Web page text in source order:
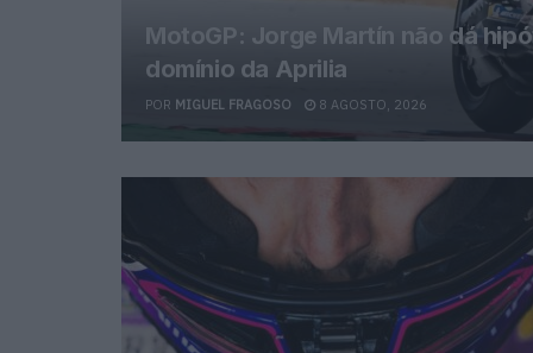
MotoGP: Jorge Martín não dá
domínio da Aprilia
POR MIGUEL FRAGOSO 8 AGOSTO, 2026